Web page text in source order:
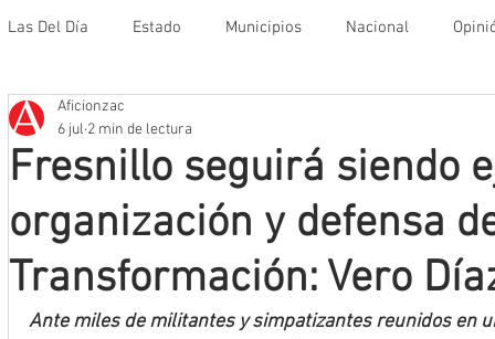
Las Del Día Estado Municipios Nacional
Que no se olvide
Mineros LNBP
Fresnillo seguirá siendo
organización y defensa
Transformación: Vero
Aficionzac
6 jul 2 min de lectura
Ante miles de militantes y simpatizantes reunidos en